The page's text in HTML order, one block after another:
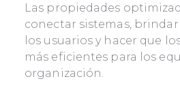
Las propiedades
conectar sistemas,
los usuarios y hacer que
más eficientes para los
organización.